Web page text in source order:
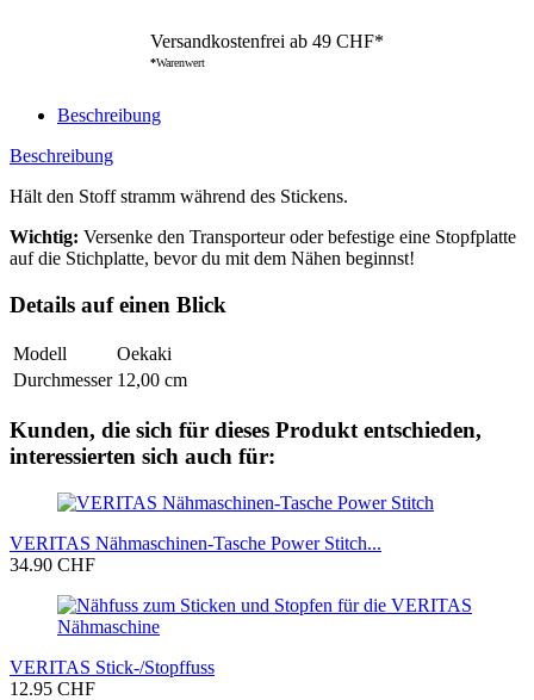
Versandkostenfrei ab 49 CHF*
*Warenwert
Beschreibung
Beschreibung
Hält den Stoff stramm während des Stickens.
Wichtig: Versenke den Transporteur oder befestige eine Stopfplatte
auf die Stichplatte, bevor du mit dem Nähen beginnst!
Details auf einen Blick
Modell
Oekaki
Durchmesser 12,00 cm
Kunden, die sich für dieses Produkt entschieden,
interessierten sich auch für:
VERITAS Nähmaschinen-Tasche Power Stitch...
34.90 CHF
VERITAS Stick-/Stopffuss
12.95 CHF